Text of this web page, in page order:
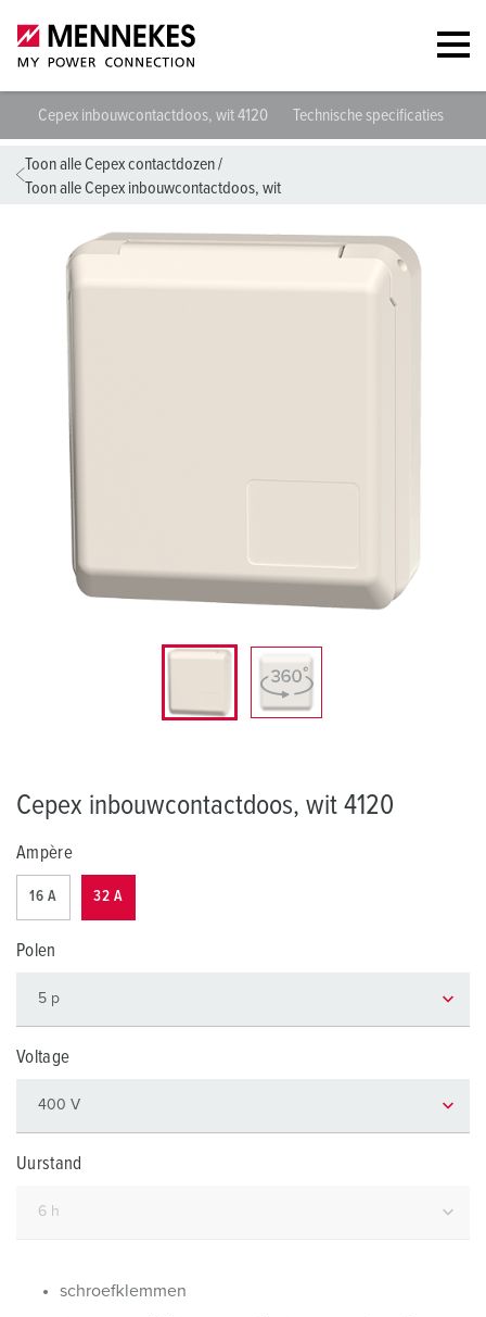
Cepex inbouwcontactdoos, wit 4120 Technische specificaties
Toon alle Cepex contactdozen/
Toon alle Cepex inbouwcontactdoos, wit
Cepex inbouwcontactdoos, wit 4120
Ampère
16 A 32 A
Polen
Voltage
Uurstand
schroefklemmen